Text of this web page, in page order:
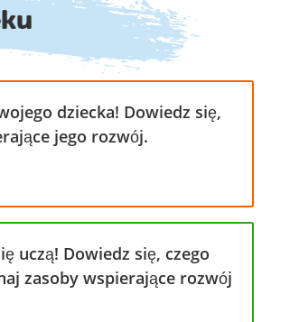
dziecka! Dowiedz się,
jego rozwój.
uczą! Dowiedz się, czego
zasoby wspierające rozwój